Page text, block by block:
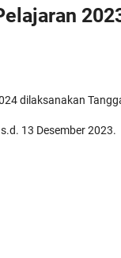
dilaksanakan
13 Desember 2023.